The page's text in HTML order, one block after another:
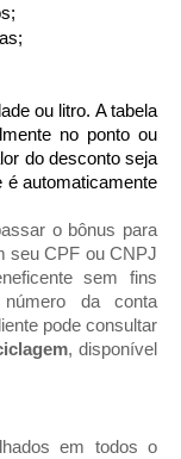
ou litro. A tabela
no ponto ou
do desconto seja
é automaticamente
o bônus para
seu CPF ou CNPJ
sem fins
número da conta
pode consultar
, disponível
em todos o